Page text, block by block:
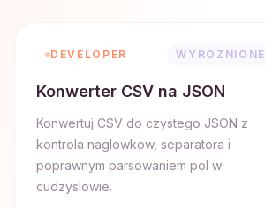
DEVELOPER WYROZNIONE
Konwerter CSV na JSON
Konwertuj CSV do czystego JSON z
kontrola naglowkow, separatora i
poprawnym parsowaniem pol w
cudzyslowie.